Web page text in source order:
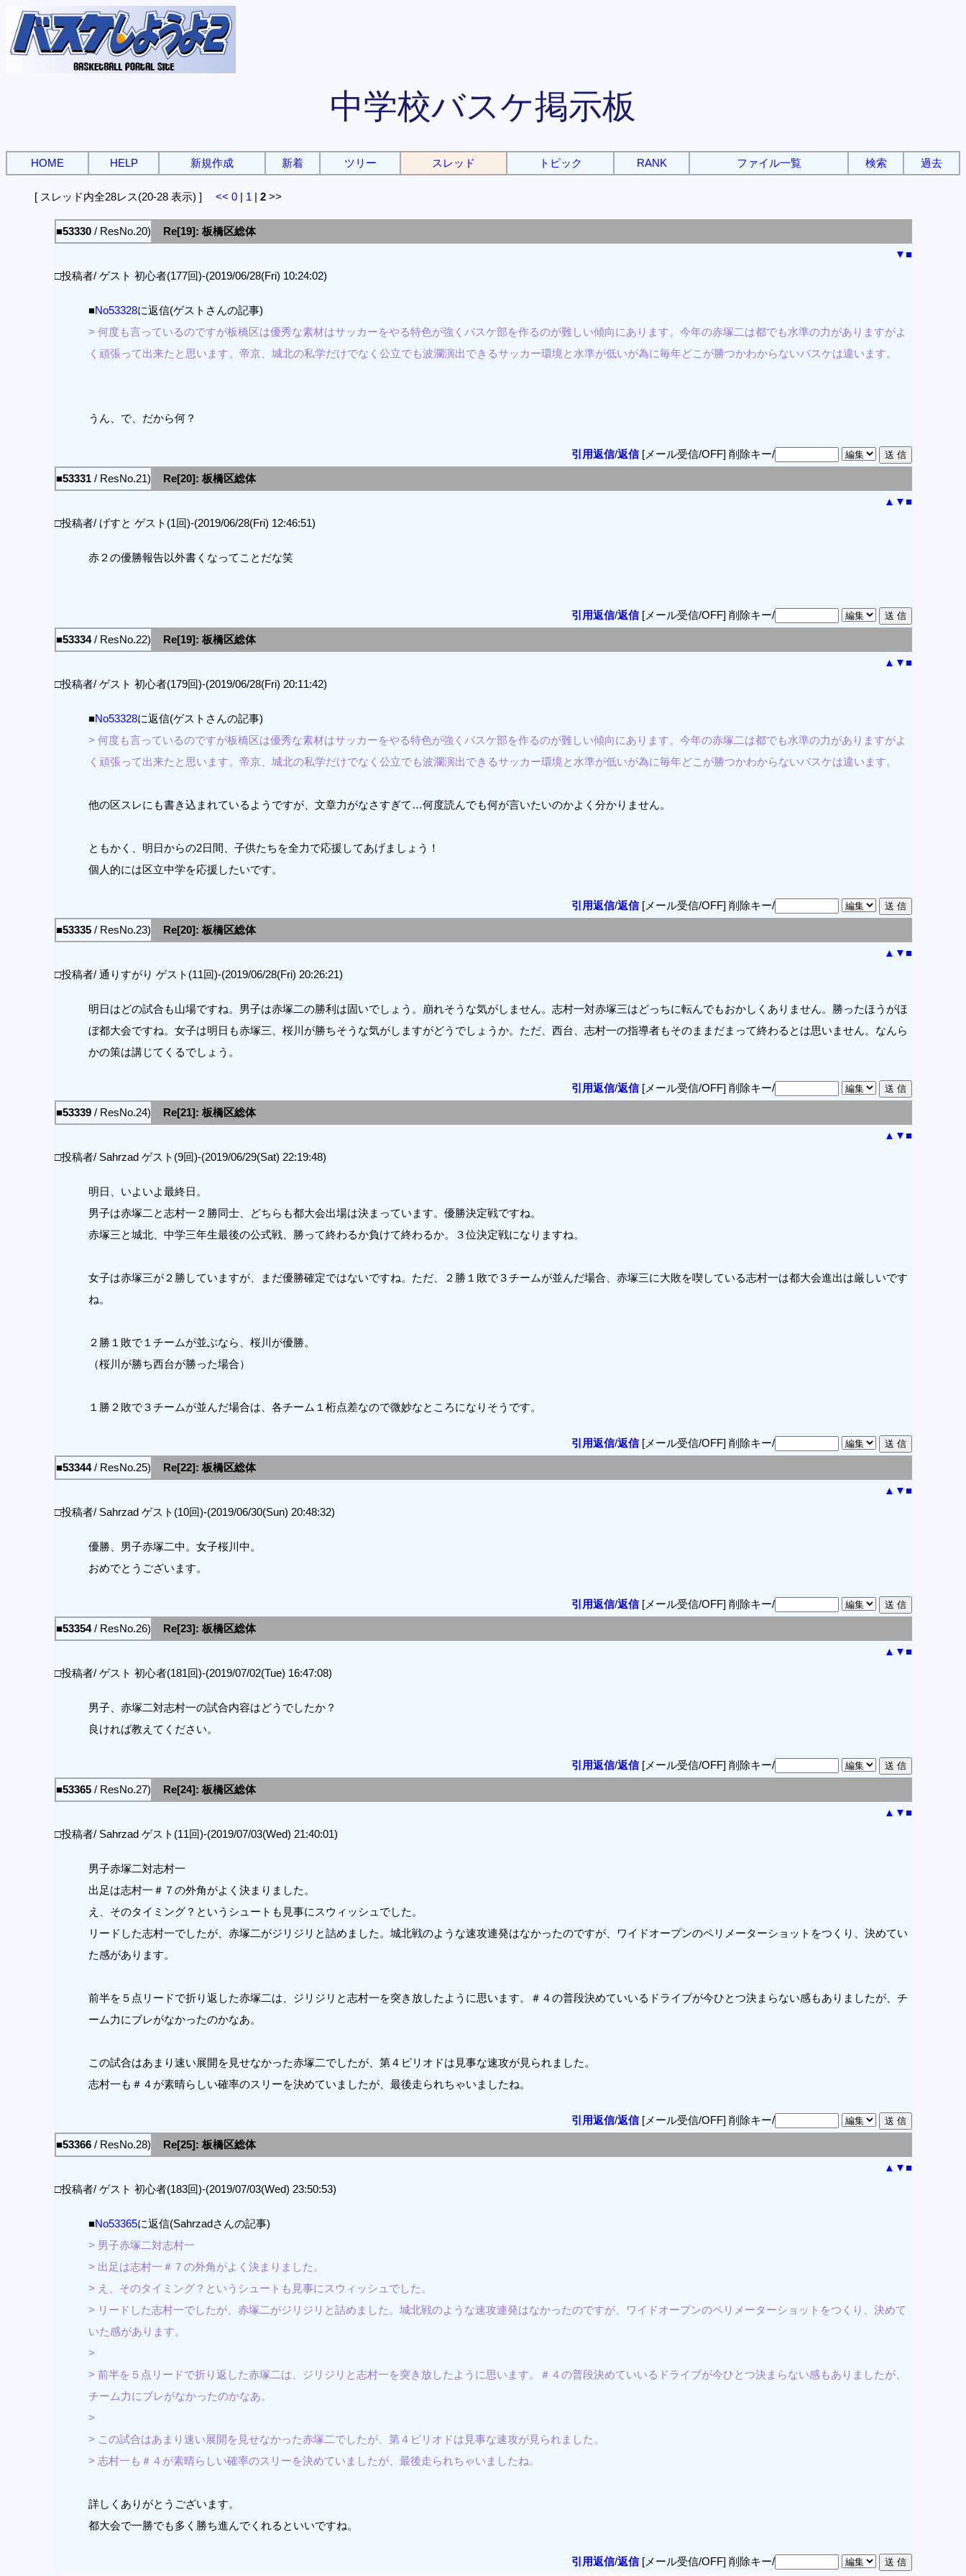
中学校バスケ掲示板
HOME HELP 新規作成 新着 ツリー スレッド トピック RANK ファイル一覧 検索 過去
[ スレッド内全28レス(20-28 表示) ] << 0 | 1 | 2 >>
■53330/ ResNo.20)
Re[19]: 板橋区総体
▼■
□投稿者/ ゲスト 初心者(177回)-(2019/06/28(Fri) 10:24:02)
■No53328に返信(ゲストさんの記事)
> 何度も言っているのですが板橋区は優秀な素材はサッカーをやる特色が強くバスケ部を作るのが難しい傾向にあります。今年の赤塚二は都でも水準の力がありますがよ
く頑張って出来たと思います。帝京、城北の私学だけでなく公立でも波瀾演出できるサッカー環境と水準が低いが為に毎年どこが勝つかわからないバスケは違います。
うん、で、だから何？
引用返信/返信[メール受信/OFF] 削除キー/
■53331/ ResNo.21)
Re[20]: 板橋区総体
▲ ▼■
□投稿者/ げすと ゲスト(1回)-(2019/06/28(Fri) 12:46:51)
赤２の優勝報告以外書くなってことだな笑
引用返信/返信[メール受信/OFF] 削除キー/
■53334/ ResNo.22)
Re[19]: 板橋区総体
▲ ▼■
□投稿者/ ゲスト 初心者(179回)-(2019/06/28(Fri) 20:11:42)
■No53328に返信(ゲストさんの記事)
> 何度も言っているのですが板橋区は優秀な素材はサッカーをやる特色が強くバスケ部を作るのが難しい傾向にあります。今年の赤塚二は都でも水準の力がありますがよ
く頑張って出来たと思います。帝京、城北の私学だけでなく公立でも波瀾演出できるサッカー環境と水準が低いが為に毎年どこが勝つかわからないバスケは違います。
他の区スレにも書き込まれているようですが、文章力がなさすぎて…何度読んでも何が言いたいのかよく分かりません。
ともかく、明日からの2日間、子供たちを全力で応援してあげましょう！
個人的には区立中学を応援したいです。
引用返信/返信[メール受信/OFF] 削除キー/
■53335/ ResNo.23)
Re[20]: 板橋区総体
▲ ▼■
□投稿者/ 通りすがり ゲスト(11回)-(2019/06/28(Fri) 20:26:21)
明日はどの試合も山場ですね。男子は赤塚二の勝利は固いでしょう。崩れそうな気がしません。志村一対赤塚三はどっちに転んでもおかしくありません。勝ったほうがほ
ぼ都大会ですね。女子は明日も赤塚三、桜川が勝ちそうな気がしますがどうでしょうか。ただ、西台、志村一の指導者もそのままだまって終わるとは思いません。なんら
かの策は講じてくるでしょう。
引用返信/返信[メール受信/OFF] 削除キー/
■53339/ ResNo.24)
Re[21]: 板橋区総体
▲ ▼■
□投稿者/ Sahrzad ゲスト(9回)-(2019/06/29(Sat) 22:19:48)
明日、いよいよ最終日。
男子は赤塚二と志村一２勝同士、どちらも都大会出場は決まっています。優勝決定戦ですね。
赤塚三と城北、中学三年生最後の公式戦、勝って終わるか負けて終わるか。３位決定戦になりますね。
女子は赤塚三が２勝していますが、まだ優勝確定ではないですね。ただ、２勝１敗で３チームが並んだ場合、赤塚三に大敗を喫している志村一は都大会進出は厳しいです
ね。
２勝１敗で１チームが並ぶなら、桜川が優勝。
（桜川が勝ち西台が勝った場合）
１勝２敗で３チームが並んだ場合は、各チーム１桁点差なので微妙なところになりそうです。
引用返信/返信[メール受信/OFF] 削除キー/
■53344/ ResNo.25)
Re[22]: 板橋区総体
▲ ▼■
□投稿者/ Sahrzad ゲスト(10回)-(2019/06/30(Sun) 20:48:32)
優勝、男子赤塚二中。女子桜川中。
おめでとうございます。
引用返信/返信[メール受信/OFF] 削除キー/
■53354/ ResNo.26)
Re[23]: 板橋区総体
▲ ▼■
□投稿者/ ゲスト 初心者(181回)-(2019/07/02(Tue) 16:47:08)
男子、赤塚二対志村一の試合内容はどうでしたか？
良ければ教えてください。
引用返信/返信[メール受信/OFF] 削除キー/
■53365/ ResNo.27)
Re[24]: 板橋区総体
▲ ▼■
□投稿者/ Sahrzad ゲスト(11回)-(2019/07/03(Wed) 21:40:01)
男子赤塚二対志村一
出足は志村一＃７の外角がよく決まりました。
え、そのタイミング？というシュートも見事にスウィッシュでした。
リードした志村一でしたが、赤塚二がジリジリと詰めました。城北戦のような速攻連発はなかったのですが、ワイドオープンのペリメーターショットをつくり、決めてい
た感があります。
前半を５点リードで折り返した赤塚二は、ジリジリと志村一を突き放したように思います。＃４の普段決めていいるドライブが今ひとつ決まらない感もありましたが、チ
ーム力にブレがなかったのかなあ。
この試合はあまり速い展開を見せなかった赤塚二でしたが、第４ピリオドは見事な速攻が見られました。
志村一も＃４が素晴らしい確率のスリーを決めていましたが、最後走られちゃいましたね。
引用返信/返信[メール受信/OFF] 削除キー/
■53366/ ResNo.28)
Re[25]: 板橋区総体
▲ ▼■
□投稿者/ ゲスト 初心者(183回)-(2019/07/03(Wed) 23:50:53)
■No53365に返信(Sahrzadさんの記事)
> 男子赤塚二対志村一
> 出足は志村一＃７の外角がよく決まりました。
> え、そのタイミング？というシュートも見事にスウィッシュでした。
> リードした志村一でしたが、赤塚二がジリジリと詰めました。城北戦のような速攻連発はなかったのですが、ワイドオープンのペリメーターショットをつくり、決めて
いた感があります。
>
> 前半を５点リードで折り返した赤塚二は、ジリジリと志村一を突き放したように思います。＃４の普段決めていいるドライブが今ひとつ決まらない感もありましたが、
チーム力にブレがなかったのかなあ。
>
> この試合はあまり速い展開を見せなかった赤塚二でしたが、第４ピリオドは見事な速攻が見られました。
> 志村一も＃４が素晴らしい確率のスリーを決めていましたが、最後走られちゃいましたね。
詳しくありがとうございます。
都大会で一勝でも多く勝ち進んでくれるといいですね。
引用返信/返信[メール受信/OFF] 削除キー/